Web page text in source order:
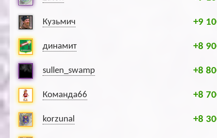
Кузьмич +9
динамит +8
sullen_swamp +8
Команда66 +8
korzunal +8